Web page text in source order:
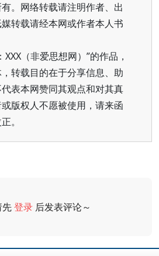
。网络转载请注明作者、出
转载请经本网或作者本人书
（非爱思想网）”的作品，
转载目的在于分享信息、助
表本网赞同其观点和对其真
版权人不愿被使用，请来函
。
先登录 后发表评论～